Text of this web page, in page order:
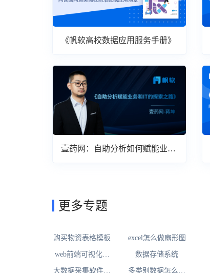
《帆软高校数据应用服务手册》
壹药网：自助分析如何赋能业务
更多专题
购买物资表格模板 excel怎么做扇形图
web前端可视化开
数据存储系统
大数据采集软件下 多类别数据怎么用